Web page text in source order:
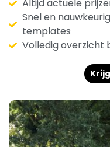
Altijd actuele
Snel en
templates
Volledig overzicht